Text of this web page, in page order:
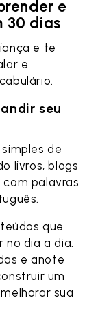
e
30 dias
e te
e
seu
de
livros, blogs
palavras
que
no dia a dia.
e anote
um
sua